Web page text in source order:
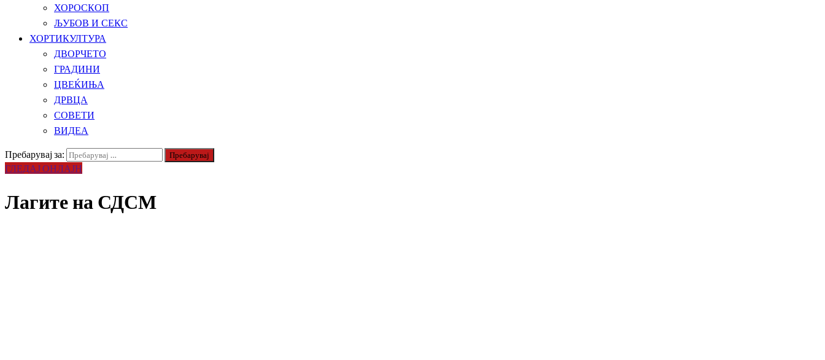
ХОРОСКОП
ЉУБОВ И СЕКС
ХОРТИКУЛТУРА
ДВОРЧЕТО
ГРАДИНИ
ЦВЕЌИЊА
ДРВЦА
СОВЕТИ
ВИДЕА
Пребарувај за:
ГЛЕДАЈ ОНЛАЈН
Лагите на СДСМ